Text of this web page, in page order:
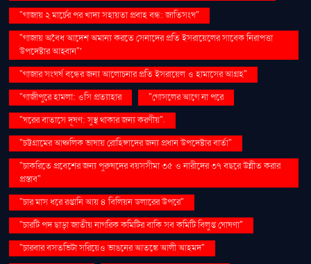
"গাজায় ২ মার্চের পর খাদ্য সহায়তা প্রবাহ বন্ধ: জাতিসংঘ"
"গাজায় অবৈধ আদেশ অমান্য করতে সেনাদের প্রতি ইসরায়েলের সাবেক নিরাপত্তা
উপদেষ্টার আহ্বান"'
"গাজার সংঘর্ষ বন্ধের জন্য আলোচনার প্রতি ইসরায়েল ও হামাসের আগ্রহ"
"গাজীপুরে হামলা: ওসি প্রত্যাহার
"গোসলের আগে না পরে
"ঘরের বাতাসে দূষণ: সুস্থ থাকার জন্য করণীয়".
"চট্টগ্রামের আঞ্চলিক ভাষায় রোহিঙ্গাদের জন্য প্রধান উপদেষ্টার বার্তা"
"চাকরিতে প্রবেশের জন্য পুরুষদের বয়সসীমা ৩৫ ও নারীদের ৩৭ বছরে উন্নীত করার
প্রস্তাব"
"চার মাস ধরে রপ্তানি আয় ৪ বিলিয়ন ডলারের উপরে"
"চারটি পদ ছাড়া জাতীয় নাগরিক কমিটির বাকি সব কমিটি বিলুপ্ত ঘোষণা"
"চারবার বসতভিটা সরিয়েও ভাঙনের আতঙ্কে আলী আহমদ"